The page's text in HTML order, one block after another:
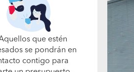
que estén
se pondrán en
contigo para